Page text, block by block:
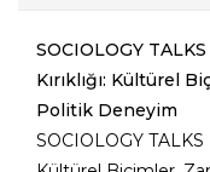
SOCIOLOGY
Kırıklığı: Kültürel
Politik Deneyim
SOCIOLOGY TALKS